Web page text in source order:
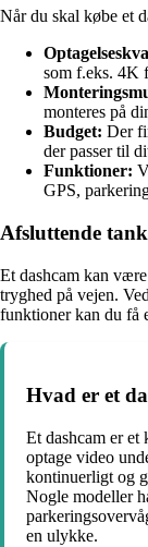
Når du skal købe et
som f.eks. 4K
monteres på
Budget: Der
der passer til
Funktioner:
GPS,
Afsluttende
Et dashcam kan
tryghed på vejen.
funktioner kan du få
Hvad er et
Et dashcam er et
optage video
kontinuerligt og
Nogle modeller
en ulykke.